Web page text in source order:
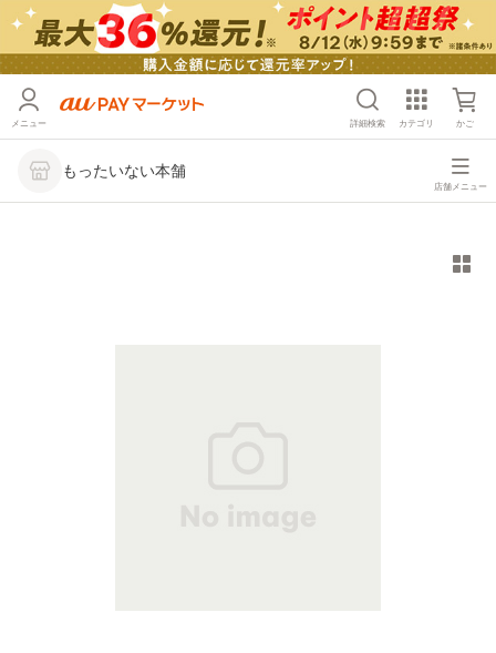
メニュー 詳細検索 カテゴリ かご
もったいない本舗
店舗メニュー